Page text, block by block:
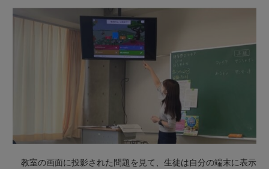
教室の画面に投影された問題を見て、生徒は自分の端末に表示